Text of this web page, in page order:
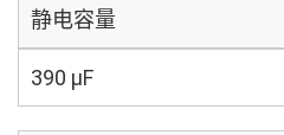
静电容量
390 µF